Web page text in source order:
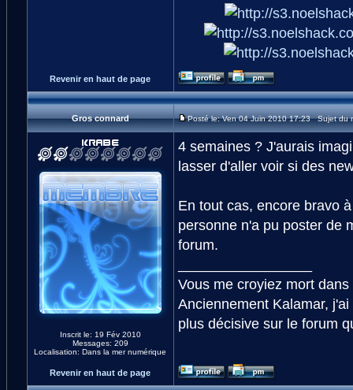
Revenir en haut de page
Gros connard Posté le: Ven 04 Juin 2010 17:23 Sujet du
Inscrit le: 19 Fév 2010
Messages: 209
Localisation: Dans la mer numérique
4 semaines ? J'aurais
lasser d'aller voir si des
En tout cas, encore bravo
personne n'a pu poster de
forum.
Vous me croyiez mort
Anciennement Kalamar,
plus décisive sur le forum
Revenir en haut de page